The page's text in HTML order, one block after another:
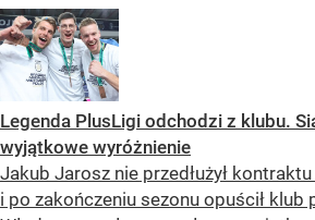
Legenda PlusLigi odchodzi z klubu.
wyjątkowe wyróżnienie
Jakub Jarosz nie przedłużył
i po zakończeniu sezonu opuścił klub